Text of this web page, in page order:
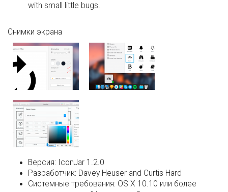
with small little bugs.
Снимки экрана
Версия: IconJar 1.2.0
Разработчик: Davey Heuser and Curtis Hard
Системные требования: OS X 10.10 или более